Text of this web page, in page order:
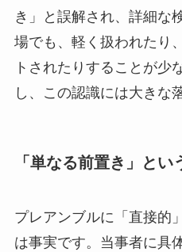
き」と誤解され、詳細な
場でも、軽く扱われたり
トされたりすることが少
し、この認識には大きな
「単なる前置き」と
プレアンブルに「直接的
は事実です。当事者に具